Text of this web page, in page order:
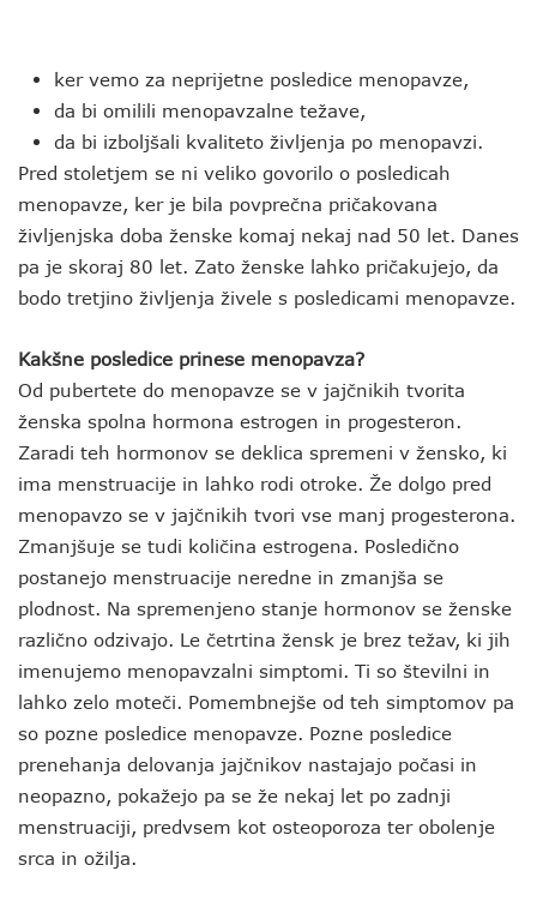
ker vemo za neprijetne posledice menopavze,
da bi omilili menopavzalne težave,
da bi izboljšali kvaliteto življenja po menopavzi.
Pred stoletjem se ni veliko govorilo o posledicah
menopavze, ker je bila povprečna pričakovana
življenjska doba ženske komaj nekaj nad 50 let. Danes
pa je skoraj 80 let. Zato ženske lahko pričakujejo, da
bodo tretjino življenja živele s posledicami menopavze.
Kakšne posledice prinese menopavza?
Od pubertete do menopavze se v jajčnikih tvorita
ženska spolna hormona estrogen in progesteron.
Zaradi teh hormonov se deklica spremeni v žensko, ki
ima menstruacije in lahko rodi otroke. Že dolgo pred
menopavzo se v jajčnikih tvori vse manj progesterona.
Zmanjšuje se tudi količina estrogena. Posledično
postanejo menstruacije neredne in zmanjša se
plodnost. Na spremenjeno stanje hormonov se ženske
različno odzivajo. Le četrtina žensk je brez težav, ki jih
imenujemo menopavzalni simptomi. Ti so številni in
lahko zelo moteči. Pomembnejše od teh simptomov pa
so pozne posledice menopavze. Pozne posledice
prenehanja delovanja jajčnikov nastajajo počasi in
neopazno, pokažejo pa se že nekaj let po zadnji
menstruaciji, predvsem kot osteoporoza ter obolenje
srca in ožilja.